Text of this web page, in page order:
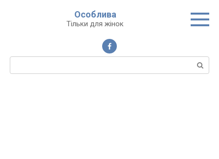
Особлива
Тільки для жінок
Пошук: